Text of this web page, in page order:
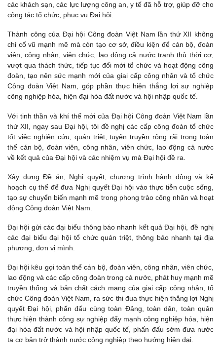
các khách sạn, các lực lượng công an, y tế đã hỗ trợ, giúp đỡ cho
công tác tổ chức, phục vụ Đại hội.
Thành công của Đại hội Công đoàn Việt Nam lần thứ XII không
chỉ cổ vũ mạnh mẽ mà còn tạo cơ sở, điều kiện để cán bộ, đoàn
viên, công nhân, viên chức, lao động cả nước tranh thủ thời cơ,
vượt qua thách thức, tiếp tục đổi mới tổ chức và hoạt động công
đoàn, tạo nên sức mạnh mới của giai cấp công nhân và tổ chức
Công đoàn Việt Nam, góp phần thực hiện thắng lợi sự nghiệp
công nghiệp hóa, hiện đại hóa đất nước và hội nhập quốc tế.
Với tinh thần và khí thế mới của Đại hội Công đoàn Việt Nam lần
thứ XII, ngay sau Đại hội, tôi đề nghị các cấp công đoàn tổ chức
tốt việc nghiên cứu, quán triệt, tuyên truyền rộng rãi trong toàn
thể cán bộ, đoàn viên, công nhân, viên chức, lao động cả nước
về kết quả của Đại hội và các nhiệm vụ mà Đại hội đề ra.
Xây dựng Đề án, Nghị quyết, chương trình hành động và kế
hoạch cụ thể để đưa Nghị quyết Đại hội vào thực tiễn cuộc sống,
tạo sự chuyển biến mạnh mẽ trong phong trào công nhân và hoạt
động Công đoàn Việt Nam.
Đại hội gửi các đại biểu thông báo nhanh kết quả Đại hội, đề nghị
các đại biểu đại hội tổ chức quán triệt, thông báo nhanh tại địa
phương, đơn vị mình.
Đại hội kêu gọi toàn thể cán bộ, đoàn viên, công nhân, viên chức,
lao động và các cấp công đoàn trong cả nước, phát huy mạnh mẽ
truyền thống và bản chất cách mạng của giai cấp công nhân, tổ
chức Công đoàn Việt Nam, ra sức thi đua thực hiện thắng lợi Nghị
quyết Đại hội, phấn đấu cùng toàn Đảng, toàn dân, toàn quân
thực hiện thành công sự nghiệp đẩy mạnh công nghiệp hóa, hiện
đại hóa đất nước và hội nhập quốc tế, phấn đấu sớm đưa nước
ta cơ bản trở thành nước công nghiệp theo hướng hiện đại.